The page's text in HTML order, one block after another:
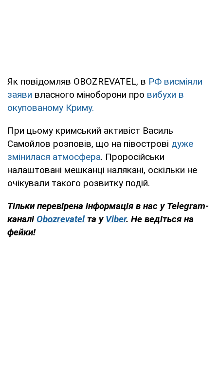
Як повідомляв OBOZREVATEL, в РФ висміяли
заяви власного міноборони про вибухи в
окупованому Криму.
При цьому кримський активіст Василь
Самойлов розповів, що на півострові дуже
змінилася атмосфера. Проросійськи
налаштовані мешканці налякані, оскільки не
очікували такого розвитку подій.
Тільки перевірена інформація в нас у Telegram-
каналі Obozrevatelта у Viber. Не ведіться на
фейки!